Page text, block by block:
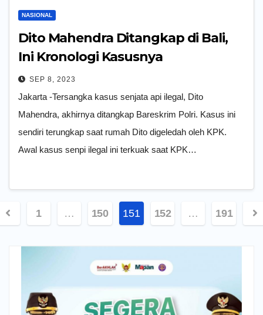
NASIONAL
Dito Mahendra Ditangkap di Bali,
Ini Kronologi Kasusnya
SEP 8, 2023
Jakarta -Tersangka kasus senjata api ilegal, Dito
Mahendra, akhirnya ditangkap Bareskrim Polri. Kasus ini
sendiri terungkap saat rumah Dito digeledah oleh KPK.
Awal kasus senpi ilegal ini terkuak saat KPK…
1 … 150 151 152 … 191